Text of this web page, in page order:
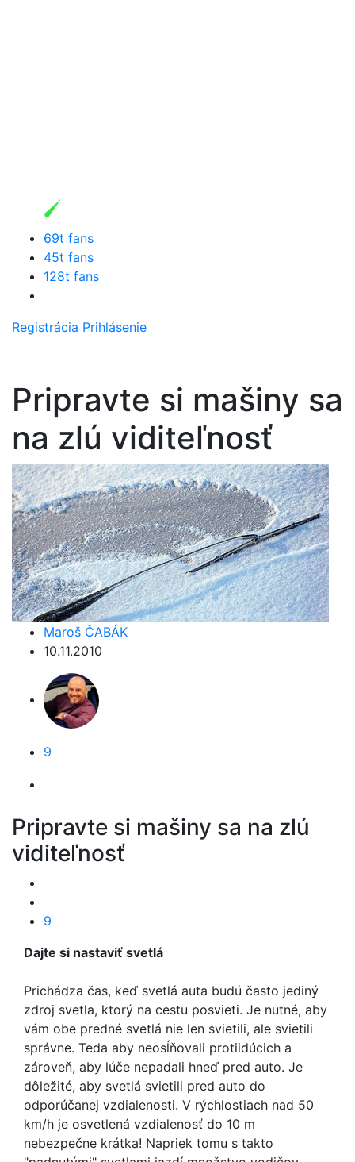
69t fans
45t fans
128t fans
Registrácia Prihlásenie
Pripravte si mašiny sa
na zlú viditeľnosť
Maroš ČABÁK
10.11.2010
9
Pripravte si mašiny sa na zlú
viditeľnosť
9
Dajte si nastaviť svetlá
Prichádza čas, keď svetlá auta budú často jediný
zdroj svetla, ktorý na cestu posvieti. Je nutné, aby
vám obe predné svetlá nie len svietili, ale svietili
správne. Teda aby neosĺňovali protiidúcich a
zároveň, aby lúče nepadali hneď pred auto. Je
dôležité, aby svetlá svietili pred auto do
odporúčanej vzdialenosti. V rýchlostiach nad 50
km/h je osvetlená vzdialenosť do 10 m
nebezpečne krátka! Napriek tomu s takto